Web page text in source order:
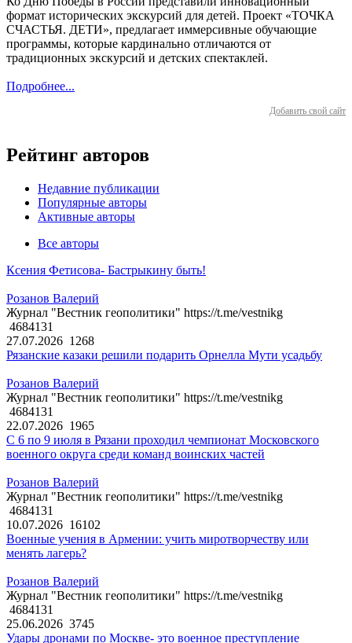
формат исторических экскурсий для детей. Проект «ТОЧКА
СЧАСТЬЯ. ДЕТИ», предлагает иммерсивные обучающие
программы, которые кардинально отличаются от
традиционных экскурсий и детских спектаклей.
Подробнее...
Добавить свой сайт
Рейтинг авторов
Недавние публикации
Популярные авторы
Активные авторы
Все авторы
Ксения Фетисова- Бастрыкину быть!
Розанов Валерий
Журнал "Вестник геополитики" https://t.me/vestnikg
4684131
27.07.2026 1268
Рязанские казаки решили подарить Орнелла Мути усадьбу
Розанов Валерий
Журнал "Вестник геополитики" https://t.me/vestnikg
4684131
22.07.2026 1965
С 6 по 9 июля в Рязани проходил чемпионат Московского
военного округа среди команд воинских частей
Розанов Валерий
Журнал "Вестник геополитики" https://t.me/vestnikg
4684131
10.07.2026 16102
Военные учения в Армении: учить миротворчеству или
менять лагерь?
Розанов Валерий
Журнал "Вестник геополитики" https://t.me/vestnikg
4684131
25.06.2026 3745
Удары дронами по Москве- это военное преступление